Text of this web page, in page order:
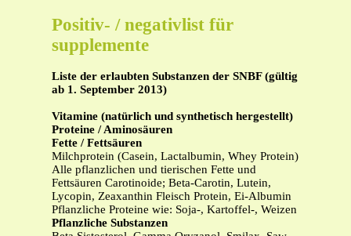
Positiv- / negativlist für
supplemente
Liste der erlaubten Substanzen der SNBF (gültig
ab 1. September 2013)
Vitamine (natürlich und synthetisch hergestellt)
Proteine / Aminosäuren
Fette / Fettsäuren
Milchprotein (Casein, Lactalbumin, Whey Protein)
Alle pflanzlichen und tierischen Fette und
Fettsäuren Carotinoide; Beta-Carotin, Lutein,
Lycopin, Zeaxanthin Fleisch Protein, Ei-Albumin
Pflanzliche Proteine wie: Soja-, Kartoffel-, Weizen
Pflanzliche Substanzen